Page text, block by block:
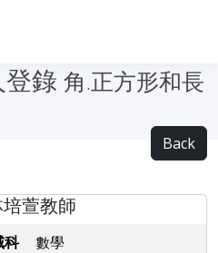
錄 角.正方形和長
Back
萱教師
科
數學